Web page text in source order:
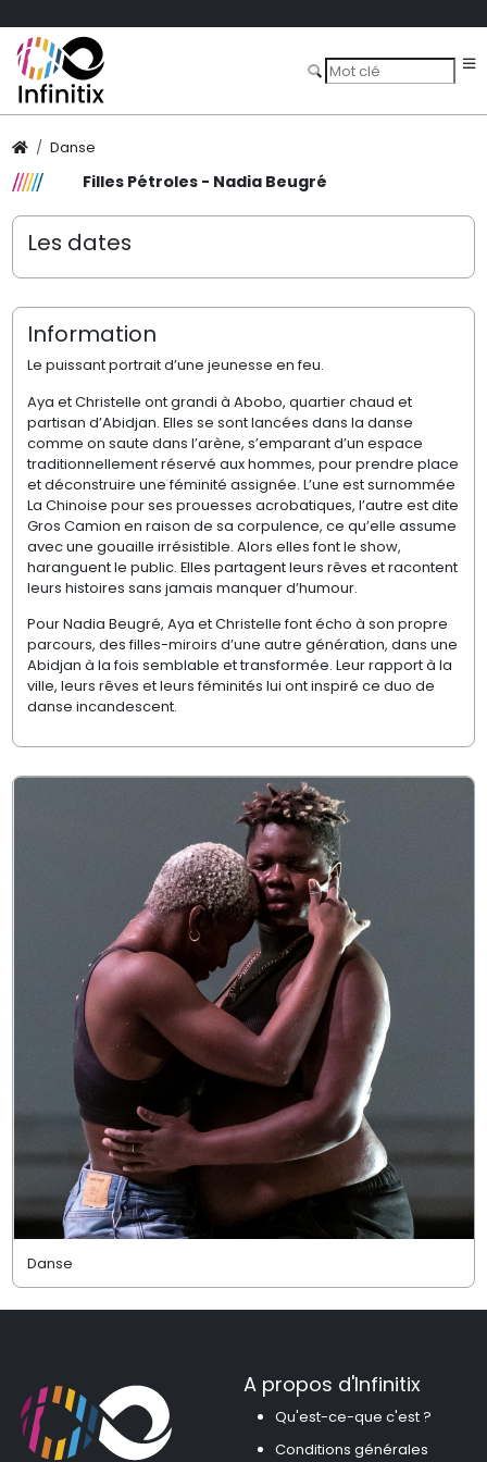
Danse
Filles Pétroles - Nadia Beugré
Les dates
Information
Le puissant portrait d’une jeunesse en feu.
Aya et Christelle ont grandi à Abobo, quartier chaud et
partisan d’Abidjan. Elles se sont lancées dans la danse
comme on saute dans l’arène, s’emparant d’un espace
traditionnellement réservé aux hommes, pour prendre place
et déconstruire une féminité assignée. L’une est surnommée
La Chinoise pour ses prouesses acrobatiques, l’autre est dite
Gros Camion en raison de sa corpulence, ce qu’elle assume
avec une gouaille irrésistible. Alors elles font le show,
haranguent le public. Elles partagent leurs rêves et racontent
leurs histoires sans jamais manquer d’humour.
Pour Nadia Beugré, Aya et Christelle font écho à son propre
parcours, des filles-miroirs d’une autre génération, dans une
Abidjan à la fois semblable et transformée. Leur rapport à la
ville, leurs rêves et leurs féminités lui ont inspiré ce duo de
danse incandescent.
Danse
A propos d'Infinitix
Qu'est-ce-que c'est ?
Conditions générales